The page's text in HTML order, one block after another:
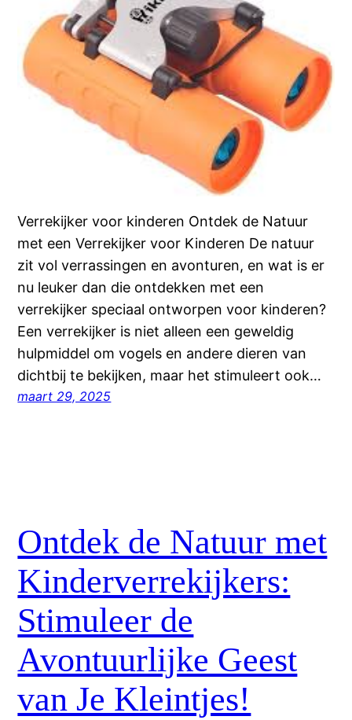
Verrekijker voor kinderen Ontdek de Natuur
met een Verrekijker voor Kinderen De natuur
zit vol verrassingen en avonturen, en wat is er
nu leuker dan die ontdekken met een
verrekijker speciaal ontworpen voor kinderen?
Een verrekijker is niet alleen een geweldig
hulpmiddel om vogels en andere dieren van
dichtbij te bekijken, maar het stimuleert ook…
maart 29, 2025
Ontdek de Natuur met
Kinderverrekijkers:
Stimuleer de
Avontuurlijke Geest
van Je Kleintjes!